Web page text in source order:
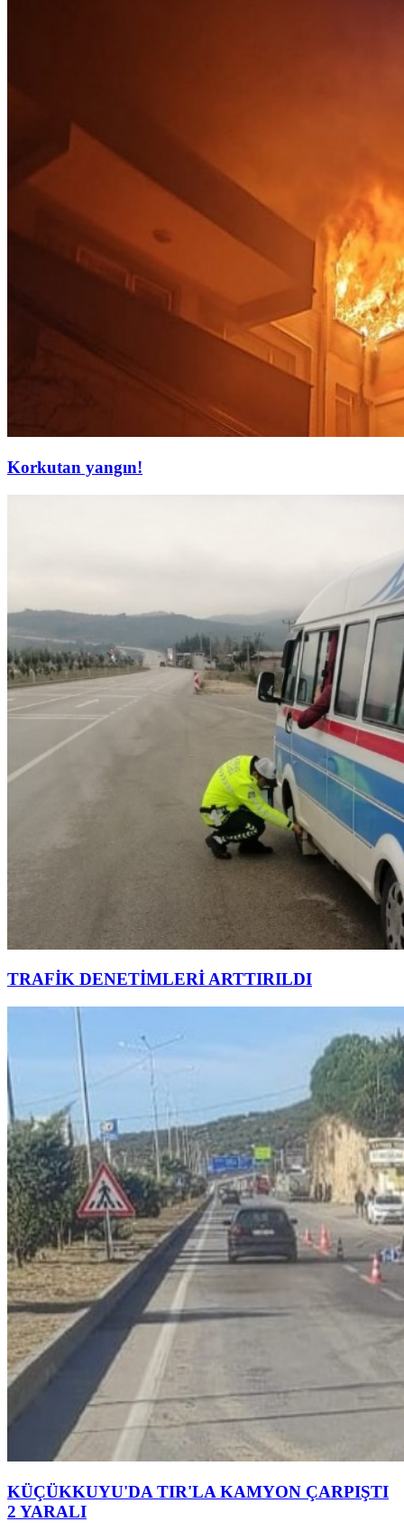
Korkutan yangın!
TRAFİK DENETİMLERİ ARTTIRILDI
KÜÇÜKKUYU'DA TIR'LA KAMYON ÇARPIŞTI
2 YARALI